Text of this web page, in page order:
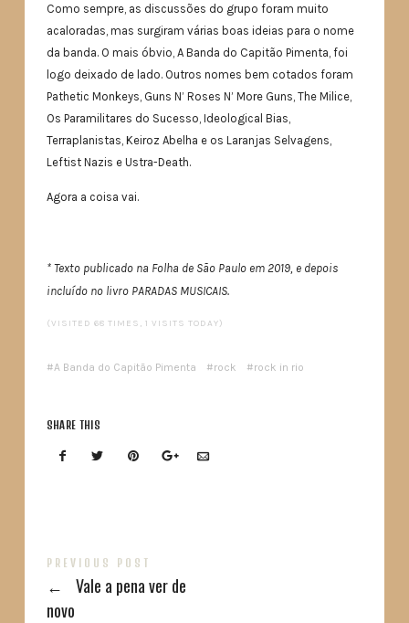
Como sempre, as discussões do grupo foram muito
acaloradas, mas surgiram várias boas ideias para o nome
da banda. O mais óbvio, A Banda do Capitão Pimenta, foi
logo deixado de lado. Outros nomes bem cotados foram
Pathetic Monkeys, Guns N’ Roses N’ More Guns, The Milice,
Os Paramilitares do Sucesso, Ideological Bias,
Terraplanistas, Keiroz Abelha e os Laranjas Selvagens,
Leftist Nazis e Ustra-Death.
Agora a coisa vai.
* Texto publicado na Folha de São Paulo em 2019, e depois
incluído no livro PARADAS MUSICAIS.
(VISITED 68 TIMES, 1 VISITS TODAY)
A Banda do Capitão Pimenta rock rock in rio
SHARE THIS
PREVIOUS POST
←
Vale a pena ver de
novo